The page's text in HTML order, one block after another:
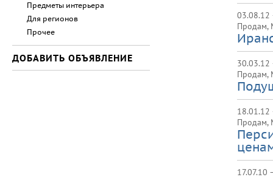
03.08.12
Продам,
Продам,
18.01.12
Продам,
17.07.10
Предметы интерьера
Для регионов
Прочее
ДОБАВИТЬ ОБЪЯВЛЕНИЕ